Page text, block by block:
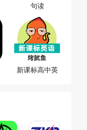
句读
新课标高中英